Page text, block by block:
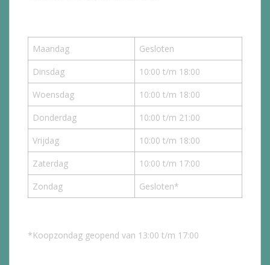
Maandag
Gesloten
Dinsdag
10:00 t/m 18:00
Woensdag
10:00 t/m 18:00
Donderdag
10:00 t/m 21:00
Vrijdag
10:00 t/m 18:00
Zaterdag
10:00 t/m 17:00
Zondag
Gesloten*
*Koopzondag geopend van 13:00 t/m 17:00